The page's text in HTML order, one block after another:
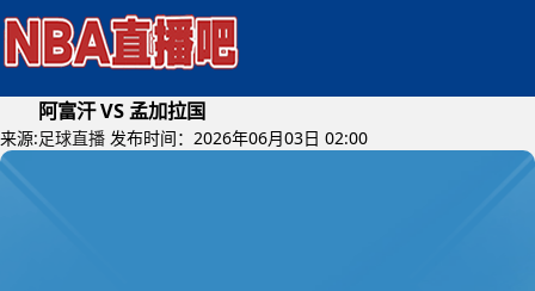
阿富汗 VS 孟加拉国
来源:足球直播 发布时间：2026年06月03日 02:00